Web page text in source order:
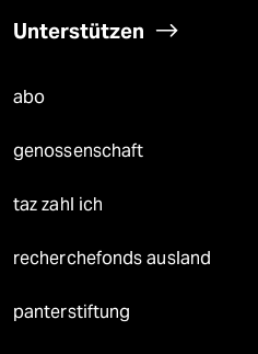
Unterstützen
abo
genossenschaft
taz zahl ich
recherchefonds ausland
panterstiftung